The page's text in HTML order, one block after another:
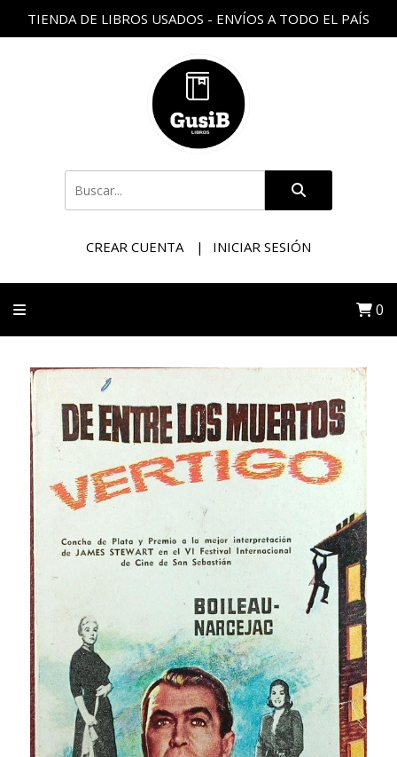
TIENDA DE LIBROS USADOS - ENVÍOS A TODO EL PAÍS
CREAR CUENTA INICIAR SESIÓN
0